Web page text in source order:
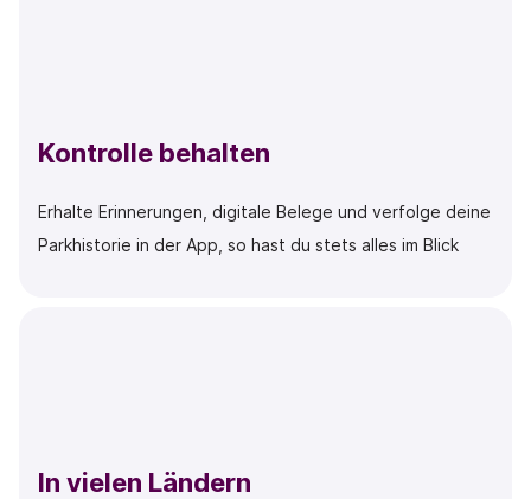
Kontrolle behalten
Erhalte Erinnerungen, digitale Belege und verfolge deine
Parkhistorie in der App, so hast du stets alles im Blick
In vielen Ländern